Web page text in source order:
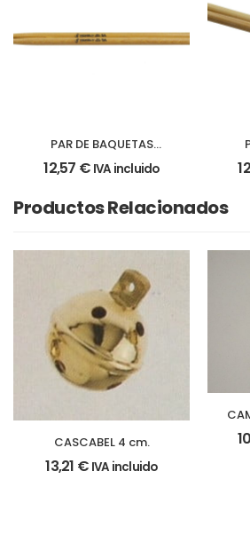
PAR DE BAQUETAS
HICKORY 5A
12,57 € IVA incluido
Productos Relacionados
CASCABEL 4 cm.
13,21 € IVA incluido